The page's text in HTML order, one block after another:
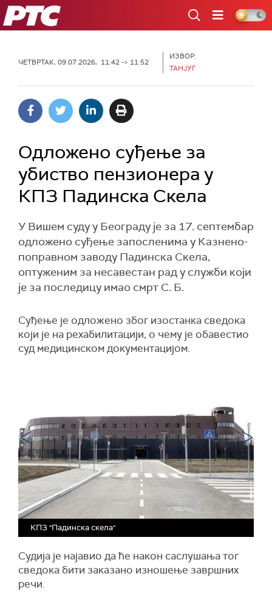
РТС
ЧЕТВРТАК, 09.07.2026, 11:42 -> 11:52
ИЗВОР:
ТАНЈУГ
Одложено суђење за
убиство пензионера у
КПЗ Падинска Скела
У Вишем суду у Београду је за 17. септембар
одложено суђење запосленима у Казнено-
поправном заводу Падинска Скела,
оптуженим за несавестан рад у служби који
је за последицу имао смрт С. Б.
Суђење је одложено због изостанка сведока
који је на рехабилитацији, о чему је обавестио
суд медицинском документацијом.
КПЗ "Падинска скела"
Судија је најавио да ће након саслушања тог
сведока бити заказано изношење завршних
речи.